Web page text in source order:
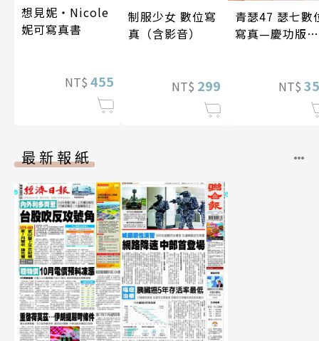
想見妮‧Nicole
妮可寫真書
NT$ 455
制服少女 數位寫
真（含影音）
NT$ 299
青瑟47 瑟七數
寫真—慶功版
NT$
最新報紙